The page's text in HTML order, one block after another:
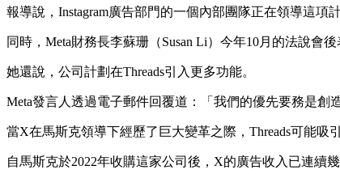
報導說，Instagram廣告部門的一個內部團隊正在領導這項計
同時，Meta財務長李蘇珊（Susan Li）今年10月的法說會
她還說，公司計劃在Threads引入更多功能。
Meta發言人透過電子郵件回覆道：「我們的優先要務是創
當X在馬斯克領導下經歷了巨大變革之際，Threads可能吸
自馬斯克於2022年收購這家公司後，X的廣告收入已連續